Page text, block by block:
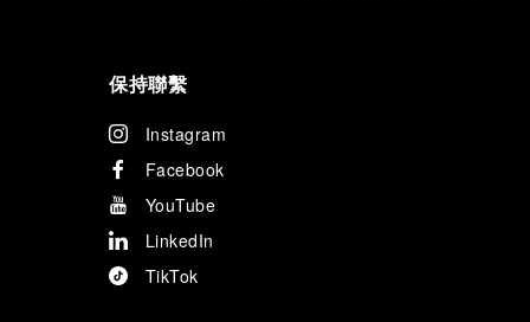
保持聯繫
Instagram
Facebook
YouTube
LinkedIn
TikTok